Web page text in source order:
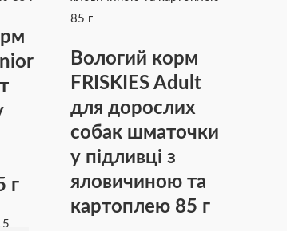
г
Вологий корм
FRISKIES Adult
для дорослих
собак шматочки
у підливці з
яловичиною та
картоплею 85 г